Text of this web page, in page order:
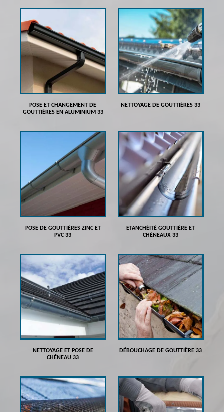
POSE ET CHANGEMENT DE
GOUTTIÈRES EN ALUMINIUM 33
NETTOYAGE DE GOUTTIÈRES 33
POSE DE GOUTTIÈRES ZINC ET
PVC 33
ETANCHÉITÉ GOUTTIÈRE ET
CHÉNEAUX 33
NETTOYAGE ET POSE DE
CHÉNEAU 33
DÉBOUCHAGE DE GOUTTIÈRE 33